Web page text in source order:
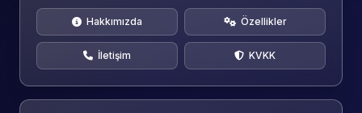
Hakkımızda Özellikler
İletişim KVKK